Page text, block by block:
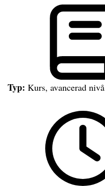
Typ: Kurs, avancerad nivå